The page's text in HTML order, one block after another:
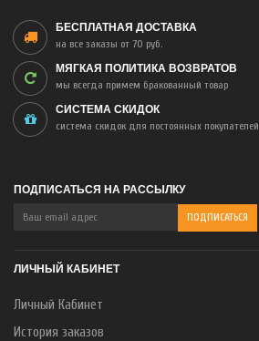
БЕСПЛАТНАЯ ДОСТАВКА
на все заказы от 70 руб.
МЯГКАЯ ПОЛИТИКА ВОЗВРАТОВ
мы всегда примем бракованный товар
СИСТЕМА СКИДОК
система скидок для постоянных покупателей
ПОДПИСАТЬСЯ НА РАССЫЛКУ
ЛИЧНЫЙ КАБИНЕТ
Личный Кабинет
История заказов